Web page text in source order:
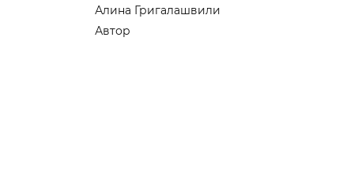
Алина Григалашвили
Автор